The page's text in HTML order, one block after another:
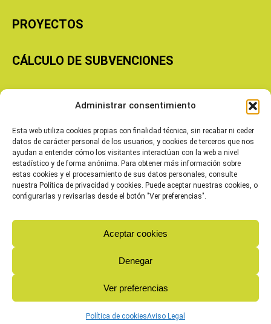
Administrar consentimiento
Esta web utiliza cookies propias con finalidad técnica, sin recabar ni ceder
datos de carácter personal de los usuarios, y cookies de terceros que nos
ayudan a entender cómo los visitantes interactúan con la web a nivel
estadístico y de forma anónima. Para obtener más información sobre
estas cookies y el procesamiento de sus datos personales, consulte
nuestra Política de privacidad y cookies. Puede aceptar nuestras cookies, o
configurarlas y revisarlas desde el botón "Ver preferencias".
Aceptar cookies
Denegar
Ver preferencias
Política de cookiesAviso Legal
PROYECTOS
CÁLCULO DE SUBVENCIONES